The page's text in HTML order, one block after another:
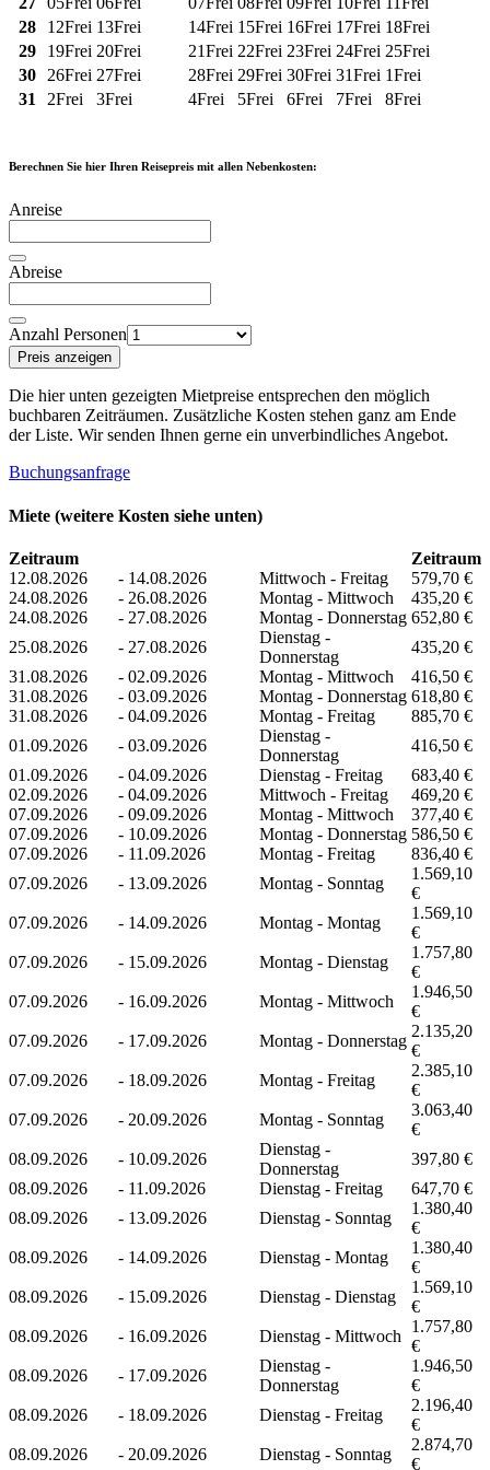
28
12Frei 13Frei 14Frei 15Frei 16Frei 17Frei 18Frei
29
19Frei 20Frei 21Frei 22Frei 23Frei 24Frei 25Frei
30 26Frei 27Frei 28Frei 29Frei 30Frei 31Frei 1Frei
31 2Frei 3Frei 4Frei 5Frei 6Frei 7Frei 8Frei
Berechnen Sie hier Ihren Reisepreis mit allen Nebenkosten:
Anreise
Abreise
Anzahl Personen
Preis anzeigen
Die hier unten gezeigten Mietpreise entsprechen den möglich
buchbaren Zeiträumen. Zusätzliche Kosten stehen ganz am Ende
der Liste. Wir senden Ihnen gerne ein unverbindliches Angebot.
Buchungsanfrage
Miete (weitere Kosten siehe unten)
Zeitraum
Zeitraum
12.08.2026
- 14.08.2026 Mittwoch - Freitag
579,70 €
24.08.2026
- 26.08.2026 Montag - Mittwoch
435,20 €
24.08.2026
- 27.08.2026 Montag - Donnerstag 652,80 €
25.08.2026
- 27.08.2026
Dienstag -
Donnerstag
435,20 €
31.08.2026
- 02.09.2026 Montag - Mittwoch
416,50 €
31.08.2026
- 03.09.2026 Montag - Donnerstag 618,80 €
31.08.2026
- 04.09.2026 Montag - Freitag
885,70 €
01.09.2026
- 03.09.2026
Dienstag -
Donnerstag
416,50 €
01.09.2026
- 04.09.2026 Dienstag - Freitag
683,40 €
02.09.2026
- 04.09.2026 Mittwoch - Freitag
469,20 €
07.09.2026
- 09.09.2026 Montag - Mittwoch
377,40 €
07.09.2026
- 10.09.2026 Montag - Donnerstag 586,50 €
07.09.2026
- 11.09.2026 Montag - Freitag
836,40 €
07.09.2026
- 13.09.2026 Montag - Sonntag
1.569,10
€
07.09.2026
- 14.09.2026 Montag - Montag
1.569,10
€
07.09.2026
- 15.09.2026 Montag - Dienstag
1.757,80
€
07.09.2026
- 16.09.2026 Montag - Mittwoch
1.946,50
€
07.09.2026
- 17.09.2026 Montag - Donnerstag
2.135,20
€
07.09.2026
- 18.09.2026 Montag - Freitag
2.385,10
€
07.09.2026
- 20.09.2026 Montag - Sonntag
3.063,40
€
08.09.2026
- 10.09.2026
Dienstag -
Donnerstag
397,80 €
08.09.2026
- 11.09.2026 Dienstag - Freitag
647,70 €
08.09.2026
- 13.09.2026 Dienstag - Sonntag
1.380,40
€
08.09.2026
- 14.09.2026 Dienstag - Montag
1.380,40
€
08.09.2026
- 15.09.2026 Dienstag - Dienstag
1.569,10
€
08.09.2026
- 16.09.2026 Dienstag - Mittwoch
1.757,80
€
08.09.2026
- 17.09.2026
Dienstag -
Donnerstag
1.946,50
€
08.09.2026
- 18.09.2026 Dienstag - Freitag
2.196,40
€
08.09.2026
- 20.09.2026 Dienstag - Sonntag
2.874,70
€